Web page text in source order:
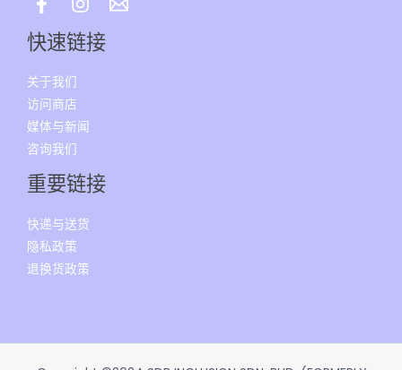
快速链接
关于我们
访问商店
媒体与新闻
咨询我们
重要链接
快递与送货
隐私政策
退换货政策